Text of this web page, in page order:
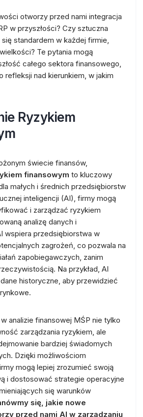
otworzy przed nami integracja
w przyszłości? Czy sztuczna
standardem w każdej firmie,
Te pytania mogą
całego sektora finansowego,
refleksji nad kierunkiem, w jakim
Ryzykiem
świecie finansów,
finansowym to kluczowy
małych i średnich przedsiębiorstw
inteligencji (AI), firmy mogą
i zarządzać ryzykiem
analizę danych i
wspiera przedsiębiorstwa w
zagrożeń, co pozwala na
zapobiegawczych, zanim
Na przykład, AI
historyczne, aby przewidzieć
analizie finansowej MŚP nie tylko
zarządzania ryzykiem, ale
bardziej świadomych
Dzięki możliwościom
mogą lepiej zrozumieć swoją
i dostosować strategie operacyjne
się warunków
się, jakie nowe
przed nami AI w zarządzaniu